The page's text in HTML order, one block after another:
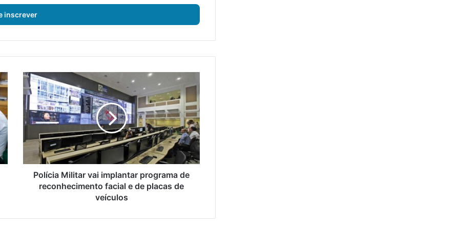
P
o
c
a
i
r
Polícia Militar vai implantar programa de
reconhecimento facial e de placas de
veículos